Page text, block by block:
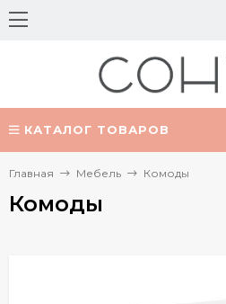
КАТАЛОГ ТОВАРОВ
Главная Мебель Комоды
Комоды